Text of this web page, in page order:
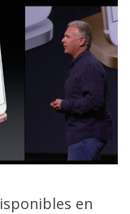
en